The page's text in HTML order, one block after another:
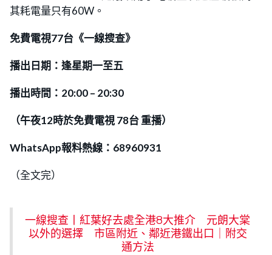
其耗電量只有60W。
免費電視77台《一線搜查》
播出日期：逢星期一至五
播出時間：20:00 – 20:30
（午夜12時於免費電視 78台 重播）
WhatsApp報料熱線：68960931
（全文完）
一線搜查丨紅葉好去處全港8大推介 元朗大棠
以外的選擇 市區附近、鄰近港鐵出口｜附交
通方法